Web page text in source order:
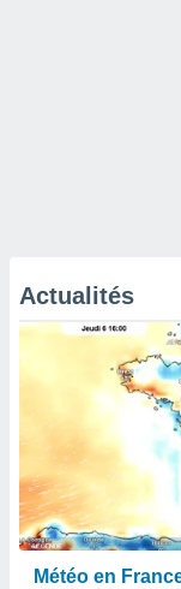
Actualités
Météo en